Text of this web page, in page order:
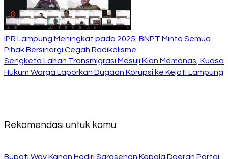
IPR Lampung Meningkat pada 2025, BNPT Minta Semua
Pihak Bersinergi Cegah Radikalisme
Sengketa Lahan Transmigrasi Mesuji Kian Memanas, Kuasa
Hukum Warga Laporkan Dugaan Korupsi ke Kejati Lampung
Rekomendasi untuk kamu
Bupati Way Kanan Hadiri Sarasehan Kepala Daerah Partai